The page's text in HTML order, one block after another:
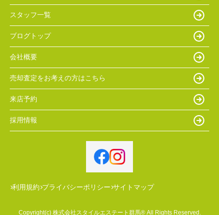
スタッフ一覧
ブログトップ
会社概要
売却査定をお考えの方はこちら
来店予約
採用情報
利用規約 プライバシーポリシー サイトマップ
Copyright(c) 株式会社スタイルエステート群馬® All Rights Reserved.